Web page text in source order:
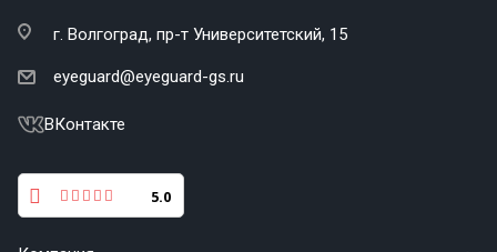
г. Волгоград, пр-т Университетский, 15
eyeguard@eyeguard-gs.ru
ВКонтакте
5.0